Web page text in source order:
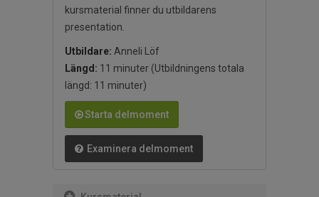
kursmaterial finner du utbildarens
presentation.
Utbildare: Anneli Löf
Längd: 11 minuter (Utbildningens totala
längd: 11 minuter)
Starta delmoment
Examinera delmoment